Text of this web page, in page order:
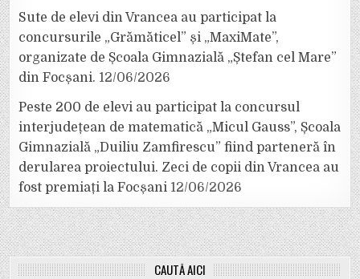
Sute de elevi din Vrancea au participat la
concursurile „Grămăticel” și „MaxiMate”,
organizate de Școala Gimnazială „Ștefan cel Mare”
din Focșani. 12/06/2026
Peste 200 de elevi au participat la concursul
interjudețean de matematică „Micul Gauss”, Școala
Gimnazială „Duiliu Zamfirescu” fiind parteneră în
derularea proiectului. Zeci de copii din Vrancea au
fost premiați la Focșani 12/06/2026
CAUTĂ AICI